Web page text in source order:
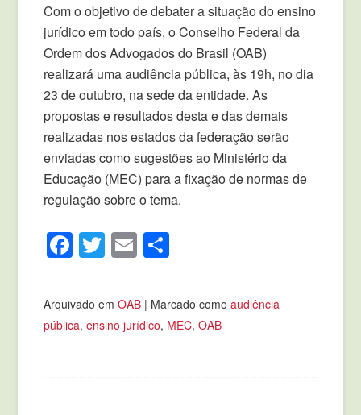
Com o objetivo de debater a situação do ensino
jurídico em todo país, o Conselho Federal da
Ordem dos Advogados do Brasil (OAB)
realizará uma audiência pública, às 19h, no dia
23 de outubro, na sede da entidade. As
propostas e resultados desta e das demais
realizadas nos estados da federação serão
enviadas como sugestões ao Ministério da
Educação (MEC) para a fixação de normas de
regulação sobre o tema.
Facebook
Twitter
Email
Arquivado emOAB | Marcado comoaudiência
pública,ensino jurídico, MEC,OAB